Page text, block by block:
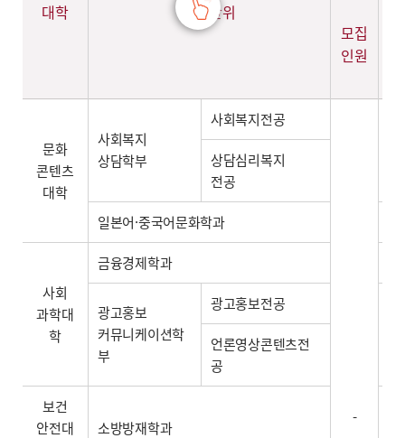
대학
모집단위
모집
인원
문화
콘텐츠
대학
사회복지
상담학부
사회복지전공
-
상담심리복지
전공
일본어·중국어문화학과
사회
과학대
학
금융경제학과
광고홍보
커뮤니케이션학
부
광고홍보전공
언론영상콘텐츠전
공
보건
안전대
소방방재학과